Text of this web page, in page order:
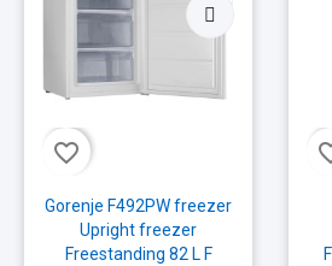
favorite_border
Gorenje F492PW freezer
Upright freezer
Freestanding 82 L F